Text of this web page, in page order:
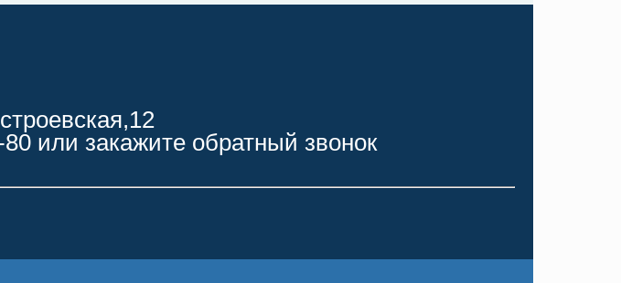
или закажите обратный звонок